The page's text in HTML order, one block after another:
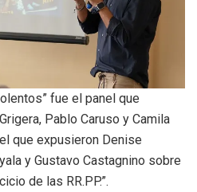
fue el panel que
Pablo Caruso y Camila
que expusieron Denise
y Gustavo Castagnino sobre
de las RR.PP.”.